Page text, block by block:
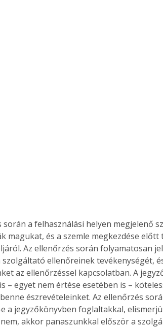
során a felhasználási helyen megjelenő
magukat, és a szemle megkezdése
Az ellenőrzés során folyamatosan
ellenőreinek tevékenységét,
az ellenőrzéssel kapcsolatban. A
– egyet nem értése esetében is –
észrevételeinket. Az ellenőrzés
a jegyzőkönyvben foglaltakkal,
akkor panaszunkkal először a